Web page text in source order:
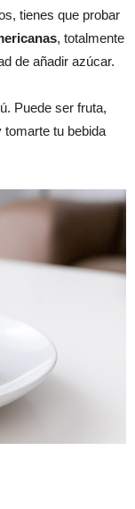
tienes que probar
, totalmente
de añadir azúcar.
Puede ser fruta,
tomarte tu bebida